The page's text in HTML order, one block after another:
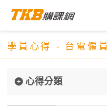
學員心得 - 台電僱員
心得分類